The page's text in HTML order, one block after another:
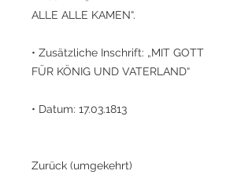
ALLE ALLE KAMEN“.
• Zusätzliche Inschrift: „MIT GOTT
FÜR KÖNIG UND VATERLAND“
• Datum: 17.03.1813
Zurück (umgekehrt)